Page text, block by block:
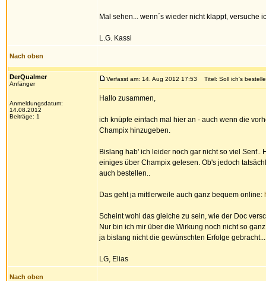
Mal sehen... wenn´s wieder nicht klappt, versuche
L.G. Kassi
Nach oben
DerQualmer
Anfänger
Anmeldungsdatum:
14.08.2012
Beiträge: 1
Verfasst am: 14. Aug 2012 17:53 Titel: Soll ich's
Hallo zusammen,
ich knüpfe einfach mal hier an - auch wenn die
Champix hinzugeben.
Bislang hab' ich leider noch gar nicht so viel
einiges über Champix gelesen. Ob's jedoch
auch bestellen..
Das geht ja mittlerweile auch ganz bequem online:
Scheint wohl das gleiche zu sein, wie der Doc
Nur bin ich mir über die Wirkung noch nicht so
ja bislang nicht die gewünschten Erfolge gebracht...
LG, Elias
Nach oben